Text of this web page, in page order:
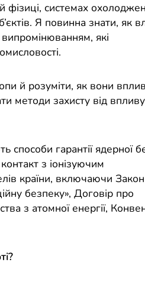
фізиці, системах
Я повинна знати, як
які
й розуміти, як вони
методи захисту від впливу
гарантії ядерної
з іонізуючим
країни, включаючи
безпеку», Договір про
з атомної енергії,